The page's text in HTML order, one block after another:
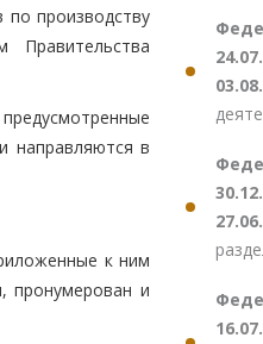
по производству
Правительства
направляются в
к ним
пронумерован и